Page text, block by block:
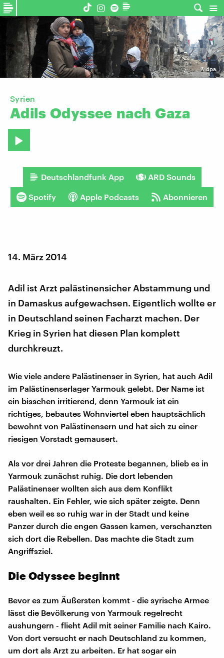
©dpa
Syrien
Adils Odyssee nach Gaza
Deutschlandfunk App ARD Sounds
Spotify Apple Podcasts Abonnieren
14. März 2014
Adil ist Arzt palästinensicher Abstammung und
in Damaskus aufgewachsen. Eigentlich wollte er
in Deutschland seinen Facharzt machen. Der
Krieg in Syrien hat diesen Plan komplett
durchkreuzt.
Wie viele andere Palästinenser in Syrien, hat auch Adil
im Palästinenserlager Yarmouk gelebt. Der Name ist
ein bisschen irritierend, denn Yarmouk ist ein
richtiges, bebautes Wohnviertel eben hauptsächlich
bewohnt von Palästinensern und hat sich zu einer
riesigen Vorstadt gemausert.
Als vor drei Jahren die Proteste begannen, blieb es in
Yarmouk zunächst ruhig. Die dort lebenden
Palästinenser wollten sich aus dem Konflikt
raushalten. Ein Fehler, wie sich später zeigte. Denn
eben weil es so ruhig war in der Stadt und keine
Panzer durch die engen Gassen kamen, verschanzten
sich dort die Rebellen. Das machte die Stadt zum
Angriffsziel.
Die Odyssee beginnt
Bevor es zum Äußersten kommt - die syrische Armee
lässt die Bevölkerung von Yarmouk regelrecht
aushungern - flieht Adil mit seiner Familie nach Kairo.
Von dort versucht er nach Deutschland zu kommen,
um dort als Arzt zu arbeiten. Er hat sogar ein